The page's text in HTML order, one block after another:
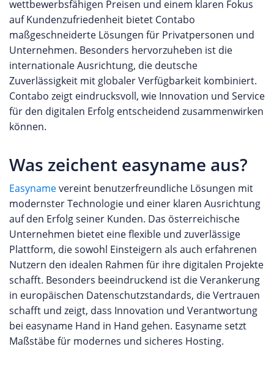
wettbewerbsfähigen Preisen und einem klaren Fokus
auf Kundenzufriedenheit bietet Contabo
maßgeschneiderte Lösungen für Privatpersonen und
Unternehmen. Besonders hervorzuheben ist die
internationale Ausrichtung, die deutsche
Zuverlässigkeit mit globaler Verfügbarkeit kombiniert.
Contabo zeigt eindrucksvoll, wie Innovation und Service
für den digitalen Erfolg entscheidend zusammenwirken
können.
Was zeichent easyname aus?
Easynamevereint benutzerfreundliche Lösungen mit
modernster Technologie und einer klaren Ausrichtung
auf den Erfolg seiner Kunden. Das österreichische
Unternehmen bietet eine flexible und zuverlässige
Plattform, die sowohl Einsteigern als auch erfahrenen
Nutzern den idealen Rahmen für ihre digitalen Projekte
schafft. Besonders beeindruckend ist die Verankerung
in europäischen Datenschutzstandards, die Vertrauen
schafft und zeigt, dass Innovation und Verantwortung
bei easyname Hand in Hand gehen. Easyname setzt
Maßstäbe für modernes und sicheres Hosting.